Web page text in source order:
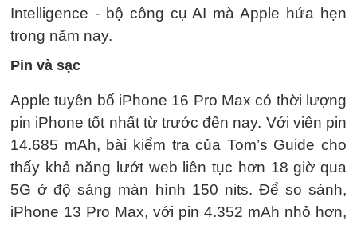
Intelligence - bộ công cụ AI mà Apple hứa hẹn
trong năm nay.
Pin và sạc
Apple tuyên bố iPhone 16 Pro Max có thời lượng
pin iPhone tốt nhất từ ​​trước đến nay. Với viên pin
14.685 mAh, bài kiểm tra của Tom’s Guide cho
thấy khả năng lướt web liên tục hơn 18 giờ qua
5G ở độ sáng màn hình 150 nits. Để so sánh,
iPhone 13 Pro Max, với pin 4.352 mAh nhỏ hơn,